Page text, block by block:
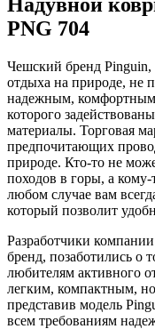
PNG 704
Чешский бренд
отдыха на природе, не
надежным, комфортным
которого
материалы. Торговая
предпочитающих
природе. Кто-то не
походов в горы, а
любом случае вам
который позволит
Разработчики
бренд, позаботились о
любителям активного
легким, компактным,
представив модель
всем требованиям